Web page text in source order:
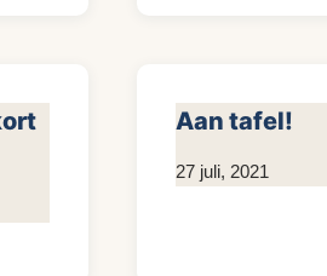
Aan tafel!
Door
27 juli, 2021